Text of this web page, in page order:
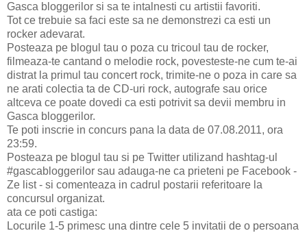
Gasca bloggerilor si sa te intalnesti cu artistii favoriti.
Tot ce trebuie sa faci este sa ne demonstrezi ca esti un
rocker adevarat.
Posteaza pe blogul tau o poza cu tricoul tau de rocker,
filmeaza-te cantand o melodie rock, povesteste-ne cum te-ai
distrat la primul tau concert rock, trimite-ne o poza in care sa
ne arati colectia ta de CD-uri rock, autografe sau orice
altceva ce poate dovedi ca esti potrivit sa devii membru in
Gasca bloggerilor.
Te poti inscrie in concurs pana la data de 07.08.2011, ora
23:59.
Posteaza pe blogul tau si pe Twitter utilizand hashtag-ul
#gascabloggerilor sau adauga-ne ca prieteni pe Facebook -
Ze list - si comenteaza in cadrul postarii referitoare la
concursul organizat.
ata ce poti castiga:
Locurile 1-5 primesc una dintre cele 5 invitatii de o persoana